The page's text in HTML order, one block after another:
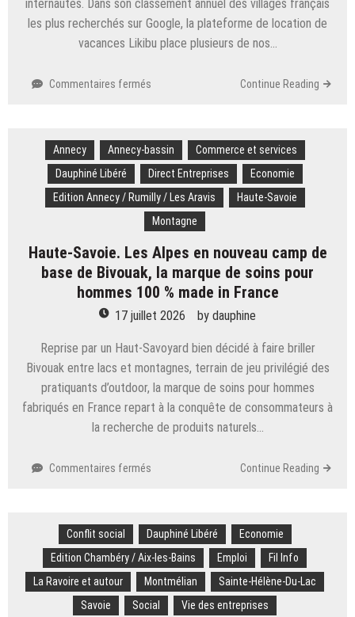
internautes. Dans son classement annuel des villages français
les plus recherchés sur Google, la plateforme de location de
vacances Likibu place plusieurs de nos…
Commentaires fermés
Bonneval-
sur-
Arc…
Quels
sont
nos
villages
les
plus
recherchés
sur
Continue Reading
Annecy Annecy-bassin
Commerce et services
Dauphiné Libéré
Direct Entreprises
Economie
Edition Annecy / Rumilly / Les Aravis
Haute-Savoie
Montagne
Haute-Savoie. Les Alpes en nouveau camp de
base de Bivouak, la marque de soins pour
hommes 100 % made in France
17 juillet 2026 by dauphine
Reprise par un Haut-Savoyard bien décidé à faire briller
Bivouak entre lacs et montagnes, terrain de jeu privilégié des
pratiquants d’outdoor, la marque de soins pour hommes
fabriqués en France repart à la conquête de consommateurs à
la recherche de produits naturels…
Commentaires fermés
Alpes
en
nouveau
camp
de
Continue Reading
Conflit social Dauphiné Libéré
Economie
Edition Chambéry / Aix-les-Bains
Emploi
Fil Info
La Ravoire et autour
Montmélian
Sainte-Hélène-Du-Lac
Savoie
Social Vie des entreprises